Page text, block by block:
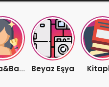
Moda&Bakım Beyaz Eşya